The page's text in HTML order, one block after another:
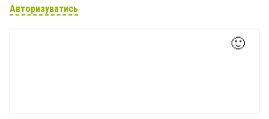
Авторизуватись
🙂